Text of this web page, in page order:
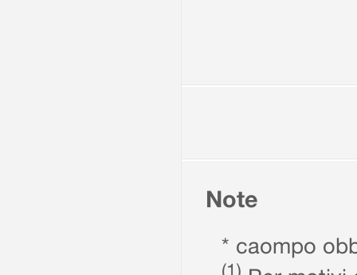
Note
* caompo
(1)